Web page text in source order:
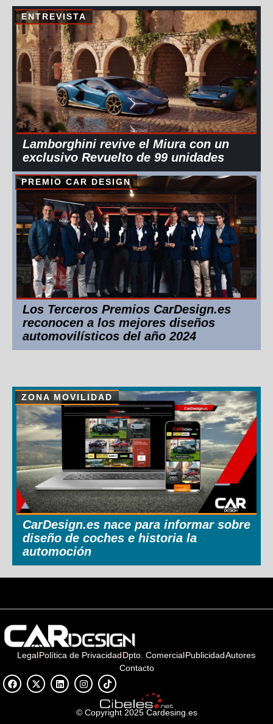
ENTREVISTA
Lamborghini revive el Miura con un
exclusivo Revuelto de 99 unidades
PREMIO CAR DESIGN
Los Terceros Premios CarDesign.es
reconocen a los mejores diseños
automovilísticos del año 2024
ZONA MOVILIDAD
CarDesign.es nace para informar sobre
diseño de coches e historia la
automoción
LegalPolítica de PrivacidadDpto. ComercialPublicidadAutores
Contacto
© Copyright 2025 Cardesing.es